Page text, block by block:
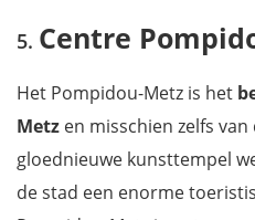
Centre
Het Pompidou-Metz is het
Metz en misschien zelfs
gloednieuwe kunsttempel
de stad een enorme